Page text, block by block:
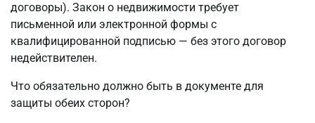
договоры). Закон о недвижимости требует
письменной или электронной формы с
квалифицированной подписью — без этого договор
недействителен.
Что обязательно должно быть в документе для
защиты обеих сторон?